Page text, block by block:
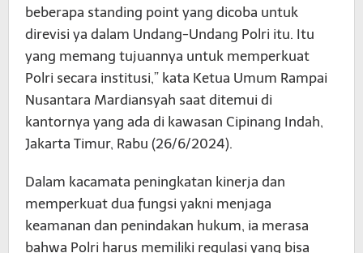
beberapa standing point yang dicoba untuk
direvisi ya dalam Undang-Undang Polri itu. Itu
yang memang tujuannya untuk memperkuat
Polri secara institusi,” kata Ketua Umum Rampai
Nusantara Mardiansyah saat ditemui di
kantornya yang ada di kawasan Cipinang Indah,
Jakarta Timur, Rabu (26/6/2024).
Dalam kacamata peningkatan kinerja dan
memperkuat dua fungsi yakni menjaga
keamanan dan penindakan hukum, ia merasa
bahwa Polri harus memiliki regulasi yang bisa